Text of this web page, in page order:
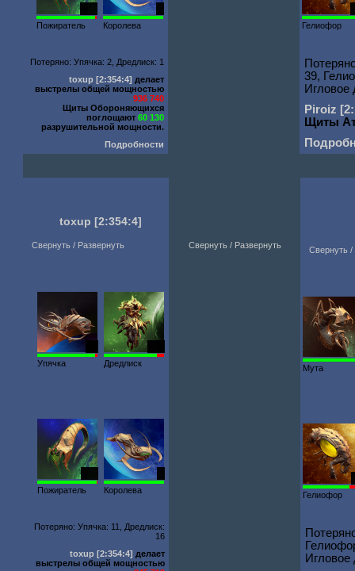
Пожиратель
Королева
Потеряно: Упячка: 2, Дредлиск: 1
toxup [2:354:4] делает
выстрелы общей мощностью
936 740
Щиты Обороняющихся
поглощают60 130
разрушительной мощности.
Подробности
Гелиофор
39,
Игловое
Piroiz
Щиты
toxup [2:354:4]
Свернуть / Развернуть
Упячка
Дредлиск
Пожиратель
Королева
Потеряно: Упячка: 11, Дредлиск:
16
toxup [2:354:4] делает
выстрелы общей мощностью
Свернуть / Развернуть Свернуть /
Мута
Гелиофор
Игловое